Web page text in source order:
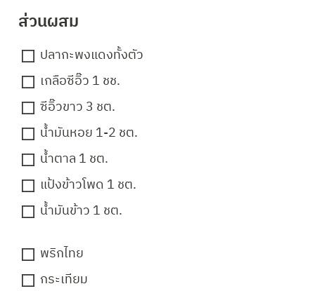
ส่วนผสม
ปลากะพงแดงทั้งตัว
เกลือซีอิ๊ว 1 ชช.
ซีอิ๊วขาว 3 ชต.
น้ำมันหอย 1-2 ชต.
น้ำตาล 1 ชต.
แป้งข้าวโพด 1 ชต.
น้ำมันข้าว 1 ชต.
พริกไทย
กระเทียม